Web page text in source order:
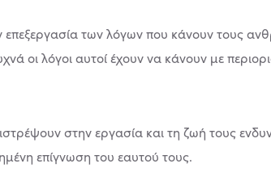
των λόγων που κάνουν τους
οι λόγοι αυτοί έχουν να κάνουν με
στην εργασία και τη ζωή τους
επίγνωση του εαυτού τους.